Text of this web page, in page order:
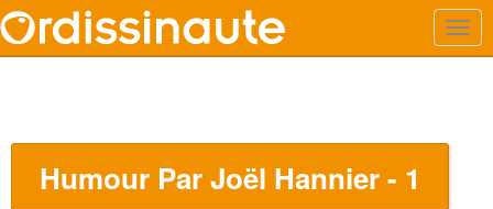
Humour Par Joël Hannier - 1